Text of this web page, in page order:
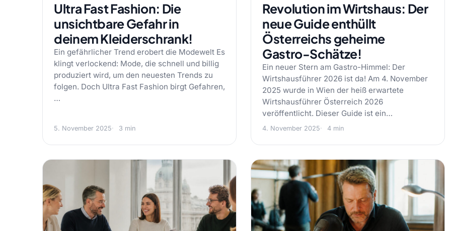
Ultra Fast Fashion: Die
unsichtbare Gefahr in
deinem Kleiderschrank!
Ein gefährlicher Trend erobert die Modewelt Es
klingt verlockend: Mode, die schnell und billig
produziert wird, um den neuesten Trends zu
folgen. Doch Ultra Fast Fashion birgt Gefahren,
…
5. November 2025 3 min
Revolution im Wirtshaus: Der
neue Guide enthüllt
Österreichs geheime
Gastro-Schätze!
Ein neuer Stern am Gastro-Himmel: Der
Wirtshausführer 2026 ist da! Am 4. November
2025 wurde in Wien der heiß erwartete
Wirtshausführer Österreich 2026
veröffentlicht. Dieser Guide ist ein…
4. November 2025 4 min